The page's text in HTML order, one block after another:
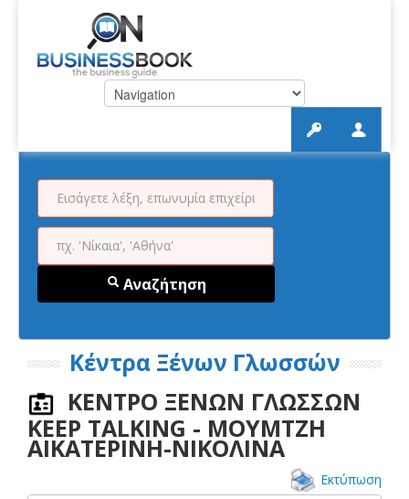
Αναζήτηση
Κέντρα Ξένων Γλωσσών
ΚΕΝΤΡΟ ΞΕΝΩΝ ΓΛΩΣΣΩΝ
KEEP TALKING - ΜΟΥΜΤΖΗ
ΑΙΚΑΤΕΡΙΝΗ-ΝΙΚΟΛΙΝΑ
Εκτύπωση